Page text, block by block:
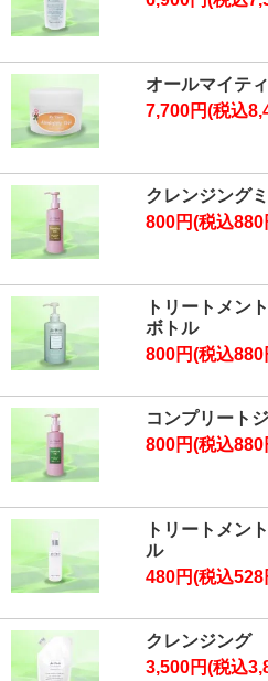
オールマイテ
7,700円(税込
クレンジング
800円(税込880
トリートメン
ボトル
800円(税込880
コンプリート
800円(税込880
トリートメン
ル
480円(税込528
クレンジング
3,500円(税込